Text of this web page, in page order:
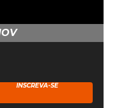
INSCREVA-SE